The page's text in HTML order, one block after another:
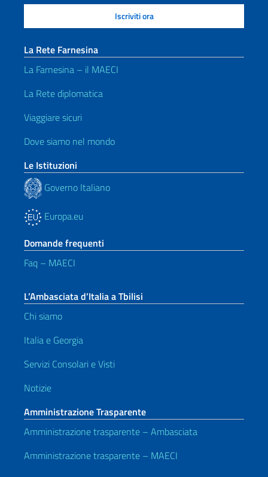
La Rete Farnesina
La Farnesina – il MAECI
La Rete diplomatica
Viaggiare sicuri
Dove siamo nel mondo
Le Istituzioni
Governo Italiano
Europa.eu
Domande frequenti
Faq – MAECI
L’Ambasciata d’Italia a Tbilisi
Chi siamo
Italia e Georgia
Servizi Consolari e Visti
Notizie
Amministrazione Trasparente
Amministrazione trasparente – Ambasciata
Amministrazione trasparente – MAECI